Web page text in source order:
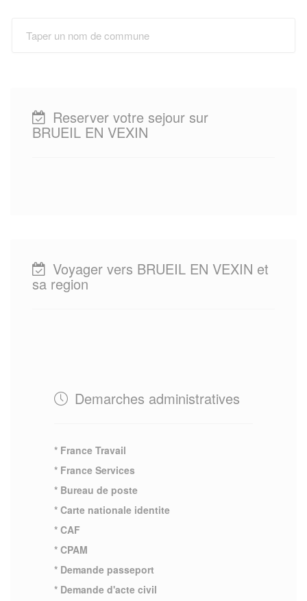
Reserver votre sejour sur
BRUEIL EN VEXIN
Voyager vers BRUEIL EN VEXIN et
sa region
Demarches administratives
* France Travail
* France Services
* Bureau de poste
* Carte nationale identite
* CAF
* CPAM
* Demande passeport
* Demande d'acte civil